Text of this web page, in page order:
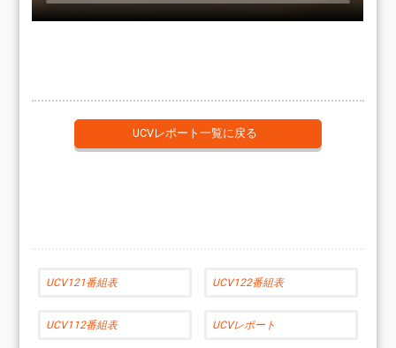
UCVレポート一覧に戻る
UCV121番組表 UCV122番組表
UCV112番組表 UCVレポート